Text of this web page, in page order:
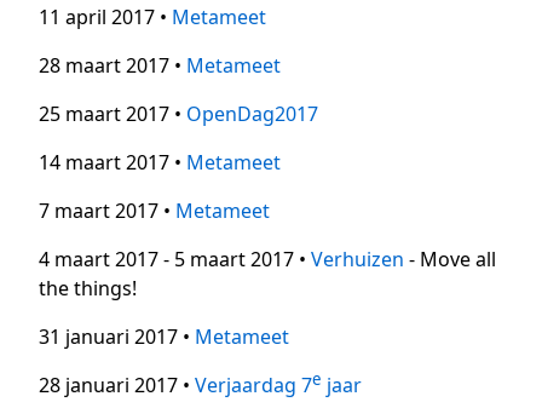
11 april 2017 • Metameet
28 maart 2017 • Metameet
25 maart 2017 • OpenDag2017
14 maart 2017 • Metameet
7 maart 2017 • Metameet
4 maart 2017 - 5 maart 2017 • Verhuizen - Move all
the things!
31 januari 2017 • Metameet
28 januari 2017 • Verjaardag 7e jaar